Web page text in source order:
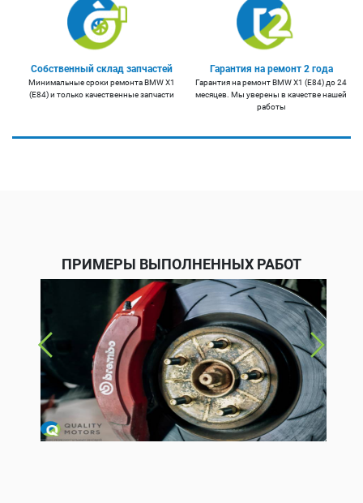
Собственный склад запчастей
Минимальные сроки ремонта BMW X1
(E84) и только качественные запчасти
Гарантия на ремонт 2 года
Гарантия на ремонт BMW X1 (E84) до 24
месяцев. Мы уверены в качестве нашей
работы
ПРИМЕРЫ ВЫПОЛНЕННЫХ РАБОТ